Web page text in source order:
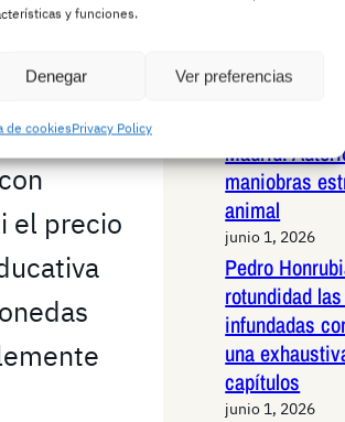
y funciones.
Denegar Ver preferencias
de cookiesPrivacy Policy
medio
el precio
sistemático
junio 2, 2026
Jabalí lidera
de alta
Madrid:
maniobras
animal
junio 1, 2026
Pedro
rotundidad
infundadas
una
capítulos
junio 1, 2026